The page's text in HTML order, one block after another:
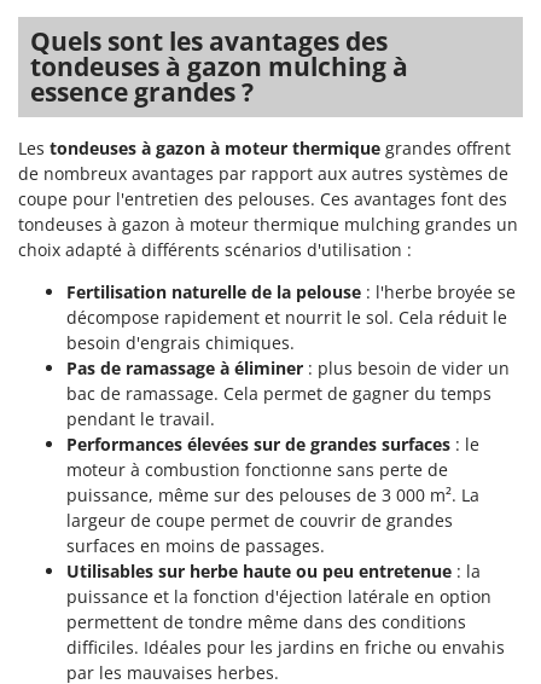
Quels sont les avantages des
tondeuses à gazon mulching à
essence grandes ?
Les tondeuses à gazon à moteur thermique grandes offrent
de nombreux avantages par rapport aux autres systèmes de
coupe pour l'entretien des pelouses. Ces avantages font des
tondeuses à gazon à moteur thermique mulching grandes un
choix adapté à différents scénarios d'utilisation :
Fertilisation naturelle de la pelouse : l'herbe broyée se
décompose rapidement et nourrit le sol. Cela réduit le
besoin d'engrais chimiques.
Pas de ramassage à éliminer : plus besoin de vider un
bac de ramassage. Cela permet de gagner du temps
pendant le travail.
Performances élevées sur de grandes surfaces : le
moteur à combustion fonctionne sans perte de
puissance, même sur des pelouses de 3 000 m². La
largeur de coupe permet de couvrir de grandes
surfaces en moins de passages.
Utilisables sur herbe haute ou peu entretenue : la
puissance et la fonction d'éjection latérale en option
permettent de tondre même dans des conditions
difficiles. Idéales pour les jardins en friche ou envahis
par les mauvaises herbes.